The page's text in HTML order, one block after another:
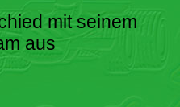
mit seinem
aus